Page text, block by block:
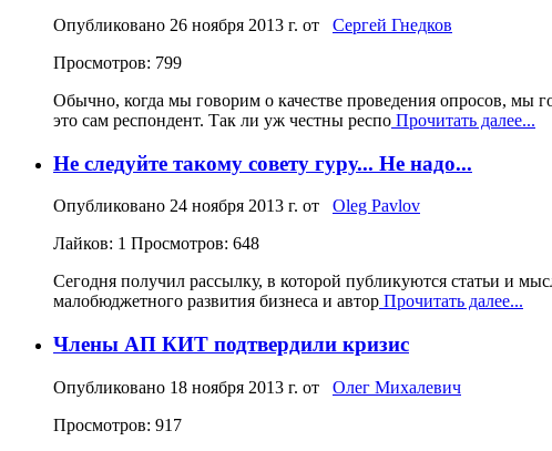
Опубликовано 26 ноября 2013 г. от Сергей Гнедков
Просмотров: 799
Обычно, когда мы говорим о качестве проведения опросов, мы
это сам респондент. Так ли уж честны респо Прочитать далее...
Не следуйте такому совету гуру... Не надо...
Опубликовано 24 ноября 2013 г. от Oleg Pavlov
Лайков: 1 Просмотров: 648
Сегодня получил рассылку, в которой публикуются статьи и
малобюджетного развития бизнеса и автор Прочитать далее...
Члены АП КИТ подтвердили кризис
Опубликовано 18 ноября 2013 г. от Олег Михалевич
Просмотров: 917